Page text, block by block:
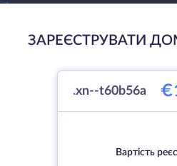
ЗАРЕЄСТРУВАТИ
.xn--t60b56a
Вартість